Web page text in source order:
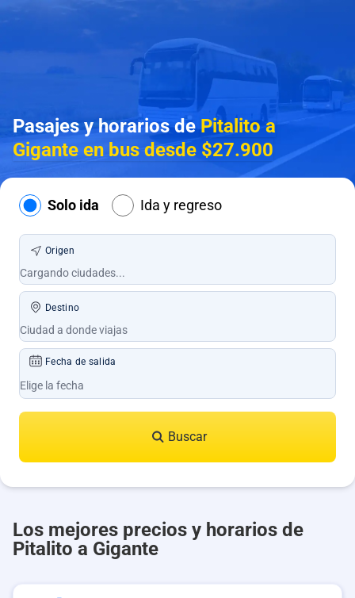
Pasajes y horarios dePitalito a
Gigante en bus desde $27.900
Solo ida Ida y regreso
Origen
Destino
Fecha de salida
Buscar
Los mejores precios y horarios de
Pitalito a Gigante